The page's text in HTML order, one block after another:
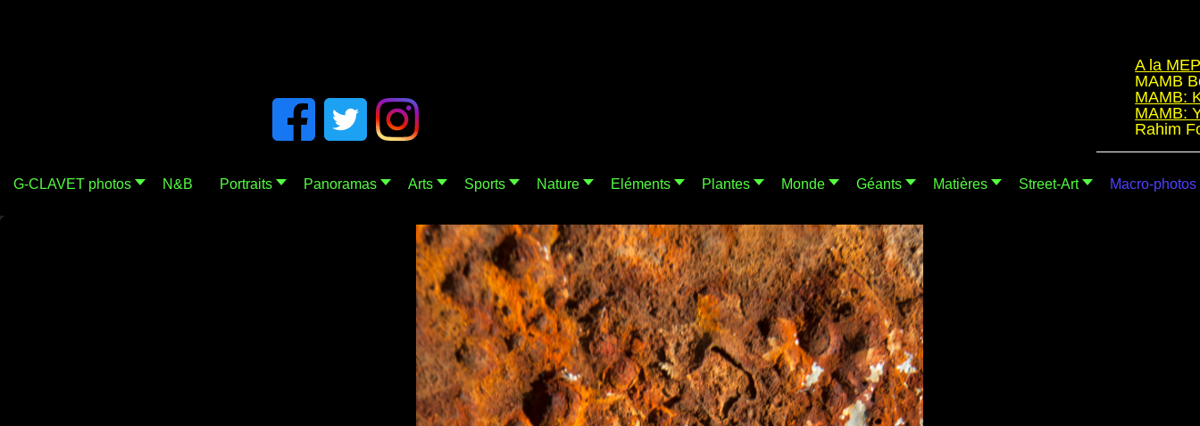
A la MEP
MAMB
MAMB:
MAMB:
Rahim
G-CLAVET photos N&B Portraits Panoramas Arts Sports Nature Eléments Plantes Monde Géants Matières Street-Art Macro-photos